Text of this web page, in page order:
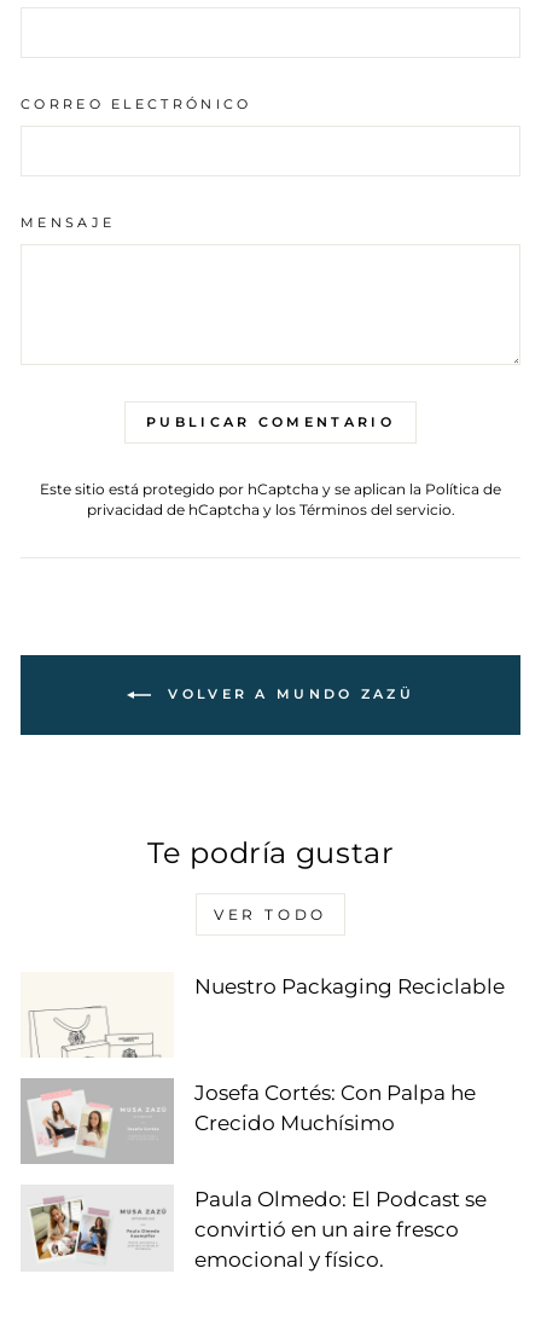
CORREO ELECTRÓNICO
MENSAJE
PUBLICAR COMENTARIO
Este sitio está protegido por hCaptcha y se aplican la Política de
privacidad de hCaptcha y los Términos del servicio.
VOLVER A MUNDO ZAZÜ
Te podría gustar
VER TODO
Nuestro Packaging Reciclable
Josefa Cortés: Con Palpa he
Crecido Muchísimo
Paula Olmedo: El Podcast se
convirtió en un aire fresco
emocional y físico.